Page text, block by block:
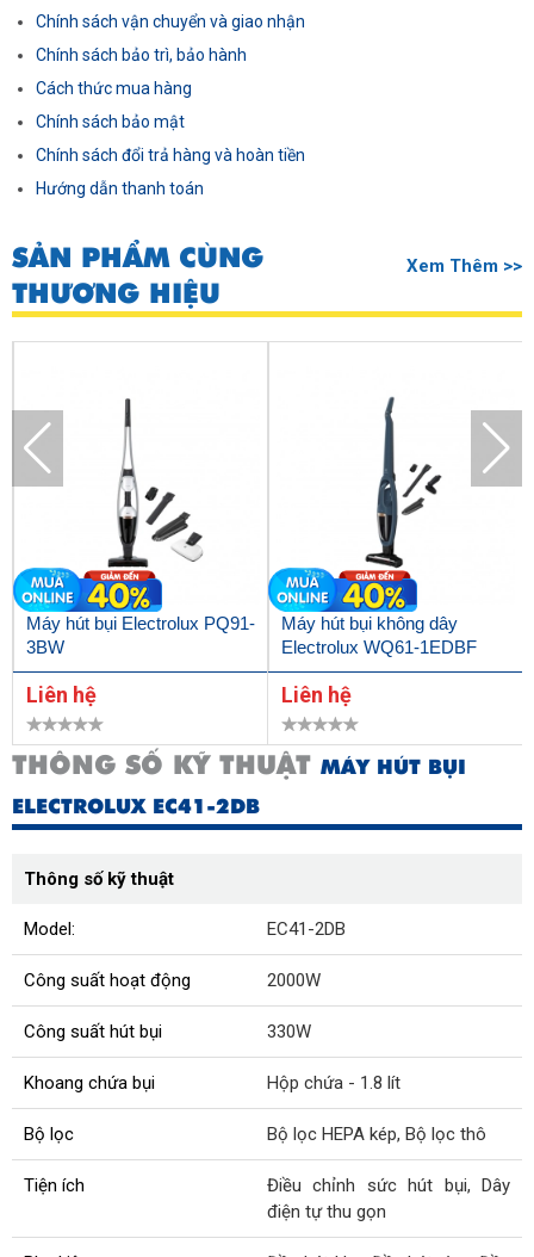
Chính sách vận chuyển và giao nhận
Chính sách bảo trì, bảo hành
Cách thức mua hàng
Chính sách bảo mật
Chính sách đổi trả hàng và hoàn tiền
Hướng dẫn thanh toán
SẢN PHẨM CÙNG
THƯƠNG HIỆU
Xem Thêm >>
Máy hút bụi Electrolux PQ91-
3BW
Liên hệ
Máy hút bụi không dây
Electrolux WQ61-1EDBF
Liên hệ
THÔNG SỐ KỸ THUẬT MÁY HÚT BỤI
ELECTROLUX EC41-2DB
Thông số kỹ thuật
Model: EC41-2DB
Công suất hoạt động 2000W
Công suất hút bụi 330W
Khoang chứa bụi Hộp chứa - 1.8 lít
Bộ lọc Bộ lọc HEPA kép, Bộ lọc thô
Tiện ích
Điều chỉnh sức hút bụi, Dây
điện tự thu gọn